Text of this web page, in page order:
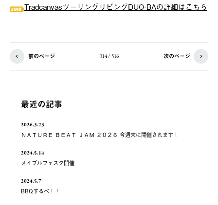
TradcanvasツーリングリビングDUO-BAの詳細はこちら
前のページ 314 / 516 次のページ
最近の記事
2026.3.23
ＮＡＴＵＲＥ ＢＥＡＴ ＪＡＭ ２０２６ 今週末に開催されます！
2024.5.14
メイプルフェスタ開催
2024.5.7
BBQするべ！！